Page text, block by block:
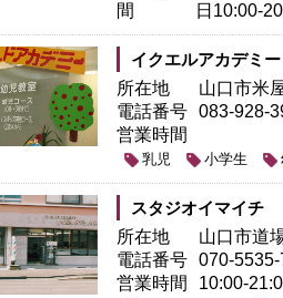
間
日10:00-
イクエルアカデミー
所在地
山口市米
電話番号 083-928-
営業時間
乳児 小学生
スタジオイマイチ
所在地
山口市道
電話番号 070-
営業時間
10:00-